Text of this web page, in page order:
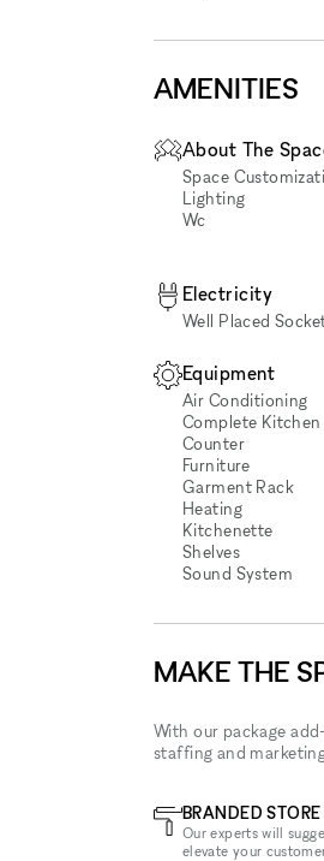
AMENITIES
About The
Space
Lighting
Wc
Electricity
Well Placed
Equipment
Air Conditioning
Complete Kitchen
Counter
Furniture
Garment Rack
Heating
Kitchenette
Shelves
Sound System
MAKE THE
With our package
staffing and
BRANDED
Our experts will
elevate your